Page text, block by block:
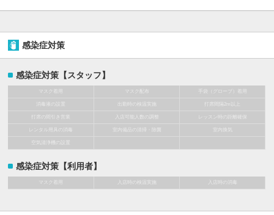
感染症対策
感染症対策【スタッフ】
マスク着用 マスク配布 手袋（グローブ）着用
消毒液の設置 出勤時の検温実施 打席間隔2m以上
打席の間引き営業 入店可能人数の調整 レッスン時の距離確保
レンタル用具の消毒 室内備品の清掃・除菌 室内換気
空気清浄機の設置
感染症対策【利用者】
マスク着用 入店時の検温実施 入店時の消毒